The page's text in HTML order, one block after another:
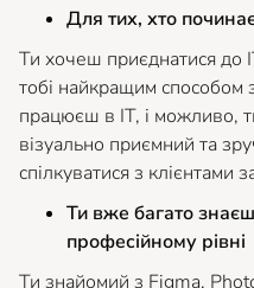
Для тих, хто
Ти хочеш приєднатися до
тобі найкращим
працюєш в ІТ, і можливо,
візуально приємний та
спілкуватися з клієнтами
Ти вже багато
професійному рівні
Ти знайомий з Figma,